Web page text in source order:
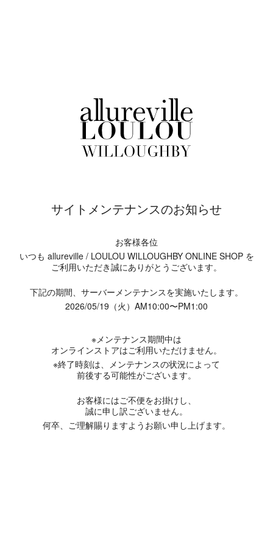
サイトメンテナンスのお知らせ
お客様各位
いつも allureville / LOULOU WILLOUGHBY ONLINE SHOP を
ご利用いただき誠にありがとうございます。
下記の期間、サーバーメンテナンスを実施いたします。
2026/05/19（火）AM10:00〜PM1:00
※メンテナンス期間中は
オンラインストアはご利用いただけません。
※終了時刻は、メンテナンスの状況によって
前後する可能性がございます。
お客様にはご不便をお掛けし、
誠に申し訳ございません。
何卒、ご理解賜りますようお願い申し上げます。